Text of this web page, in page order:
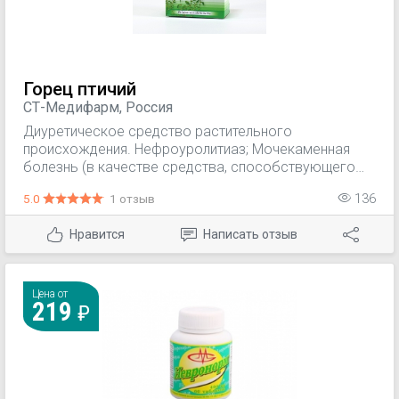
профилактики инфекционных и воспалительных
Горец птичий
СТ-Медифарм, Россия
Диуретическое средство растительного
происхождения. Нефроуролитиаз; Мочекаменная
болезнь (в качестве средства, способствующего
5.0 1 отзыв 136
Нравится Написать отзыв
Цена от
219